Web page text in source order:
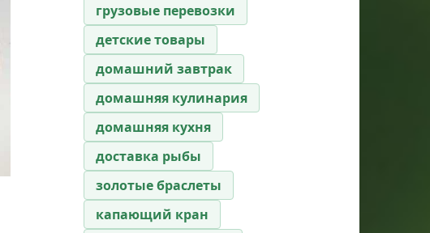
грузовые перевозки
детские товары
домашний завтрак
домашняя кулинария
домашняя кухня
доставка рыбы
золотые браслеты
капающий кран